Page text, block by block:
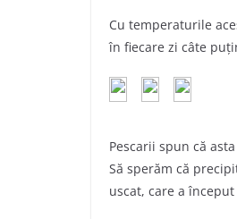
Cu temperaturile
în fiecare zi câte
Pescarii spun că
Să sperăm că
uscat, care a